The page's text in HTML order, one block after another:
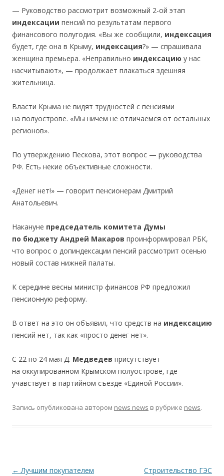
— Руководство рассмотрит возможный 2-ой этап
индексации пенсий по результатам первого
финансового полугодия. «Вы же сообщили, индексация
будет, где она в Крыму, индексация?» — спрашивала
женщина премьера. «Неправильно индексацию у нас
насчитывают», — продолжает плакаться здешняя
жительница.
Власти Крыма не видят трудностей с пенсиями
на полуострове. «Мы ничем не отличаемся от остальных
регионов».
По утверждению Пескова, этот вопрос — руководства
РФ. Есть некие объективные сложности.
«Денег нет!» — говорит пенсионерам Дмитрий
Анатольевич.
Накануне председатель комитета Думы
по бюджету Андрей Макаров проинформировал РБК,
что вопрос о допиндексации пенсий рассмотрит осенью
новый состав нижней палаты.
К середине весны министр финансов РФ предложил
пенсионную реформу.
В ответ на это он объявил, что средств на индексацию
пенсий нет, так как «просто денег нет».
С 22 по 24 мая Д. Медведев присутствует
на оккупированном Крымском полуострове, где
учавствует в партийном съезде «Единой России».
Запись опубликована автором news news в рубрике news.
Навигация по записям
← Лучшим покупателем
Строительство ГЭС